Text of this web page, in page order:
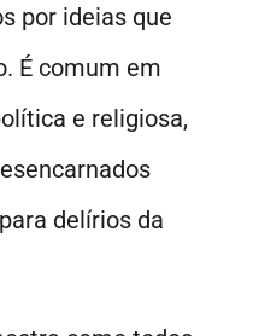
por ideias que
É comum em
e religiosa,
delírios da